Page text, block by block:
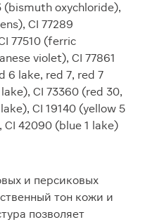
(bismuth oxychloride),
CI 77289
77510 (ferric
violet), CI 77861
6 lake, red 7, red 7
CI 73360 (red 30,
CI 19140 (yellow 5
CI 42090 (blue 1 lake)
и персиковых
тон кожи и
позволяет